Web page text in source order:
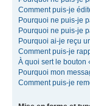
Comment puis-je
Pourquoi ne puis-je
Pourquoi ne puis-je
Pourquoi ai-je reçu
Comment puis-je
À quoi sert le bouton
Pourquoi mon
Comment puis-je